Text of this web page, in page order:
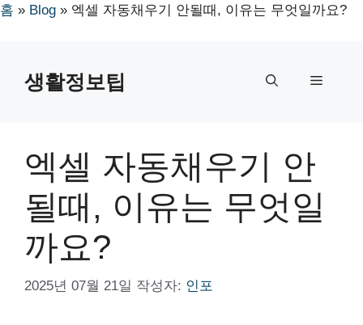
홈 » Blog » 엑셀 자동채우기 안될때, 이유는 무엇일까요?
생활정보팁 메
엑셀 자동채우기 안
될때, 이유는 무엇일
까요?
2025년 07월 21일 작성자: 인포